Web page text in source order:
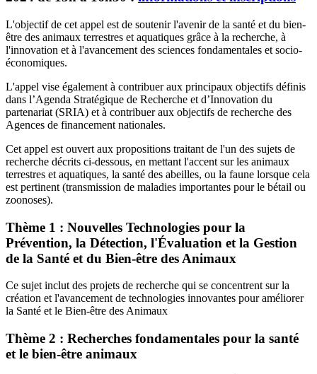
L'objectif de cet appel est de soutenir l'avenir de la santé et du bien-
être des animaux terrestres et aquatiques grâce à la recherche, à
l'innovation et à l'avancement des sciences fondamentales et socio-
économiques.
L'appel vise également à contribuer aux principaux objectifs définis
dans l’Agenda Stratégique de Recherche et d’Innovation du
partenariat (SRIA) et à contribuer aux objectifs de recherche des
Agences de financement nationales.
Cet appel est ouvert aux propositions traitant de l'un des sujets de
recherche décrits ci-dessous, en mettant l'accent sur les animaux
terrestres et aquatiques, la santé des abeilles, ou la faune lorsque cela
est pertinent (transmission de maladies importantes pour le bétail ou
zoonoses).
Thème 1 : Nouvelles Technologies pour la
Prévention, la Détection, l'Évaluation et la Gestion
de la Santé et du Bien-être des Animaux
Ce sujet inclut des projets de recherche qui se concentrent sur la
création et l'avancement de technologies innovantes pour améliorer
la Santé et le Bien-être des Animaux
Thème 2 : Recherches fondamentales pour la santé
et le bien-être animaux